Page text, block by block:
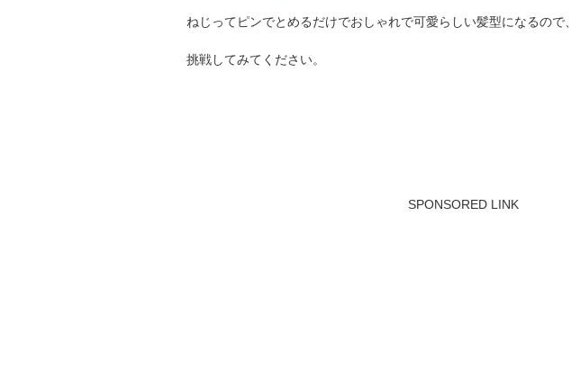
ねじってピンでとめるだけでおしゃれで可愛らしい髪型になるので、
挑戦してみてください。
SPONSORED LINK